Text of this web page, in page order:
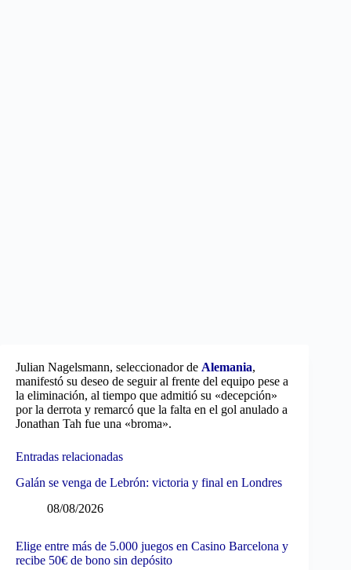
Julian Nagelsmann, seleccionador de Alemania,
manifestó su deseo de seguir al frente del equipo pese a
la eliminación, al tiempo que admitió su «decepción»
por la derrota y remarcó que la falta en el gol anulado a
Jonathan Tah fue una «broma».
Entradas relacionadas
Galán se venga de Lebrón: victoria y final en Londres
08/08/2026
Elige entre más de 5.000 juegos en Casino Barcelona y
recibe 50€ de bono sin depósito